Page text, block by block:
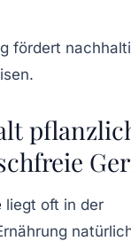
fördert
liegt oft in der